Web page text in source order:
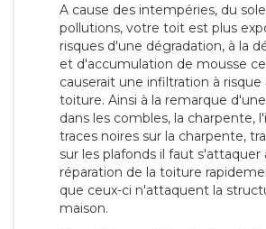
A cause des intempéries, du
pollutions, votre toit est plus
risques d'une dégradation, à la
et d'accumulation de mousse
causerait une infiltration à
toiture. Ainsi à la remarque
dans les combles, la charpente,
traces noires sur la charpente,
sur les plafonds il faut s'attaquer
réparation de la toiture
que ceux-ci n'attaquent la
maison.